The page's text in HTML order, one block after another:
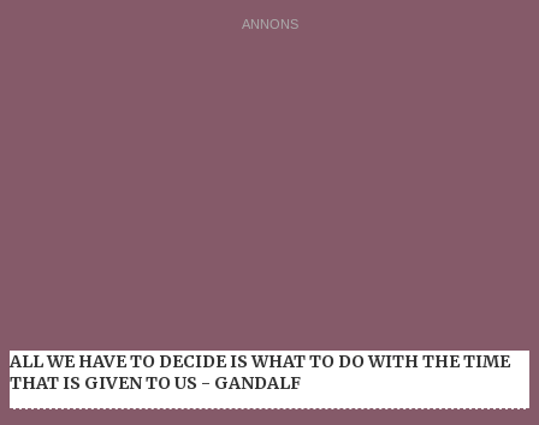
ALL WE HAVE TO DECIDE IS WHAT TO DO WITH THE TIME
THAT IS GIVEN TO US - GANDALF